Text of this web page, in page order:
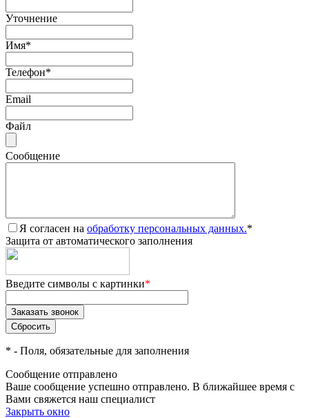
Уточнение
Имя*
Телефон*
Email
Файл
Сообщение
Я согласен на обработку персональных данных.*
Защита от автоматического заполнения
Введите символы с картинки*
* - Поля, обязательные для заполнения
Сообщение отправлено
Ваше сообщение успешно отправлено. В ближайшее время с
Вами свяжется наш специалист
Закрыть окно